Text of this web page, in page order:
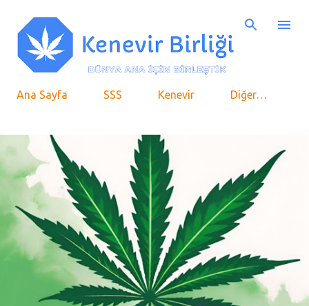
Ana Sayfa SSS Kenevir Diğer…